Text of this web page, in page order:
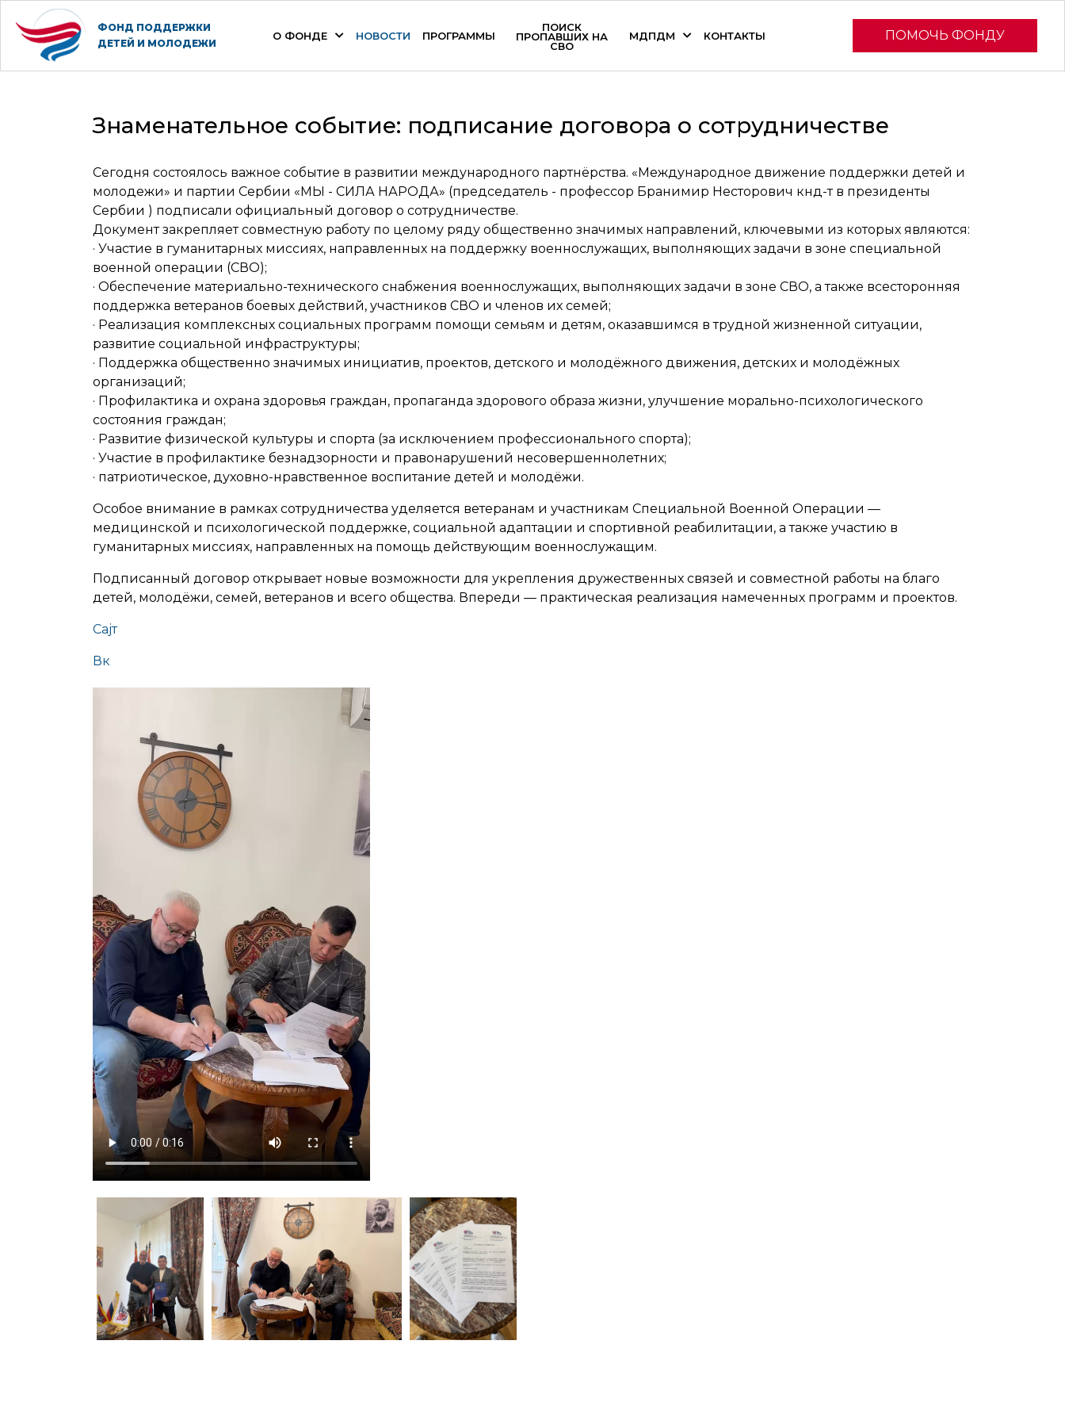
ФОНД ПОДДЕРЖКИ
ДЕТЕЙ И МОЛОДЕЖИ
О ФОНДЕ НОВОСТИ ПРОГРАММЫ
ПОИСК
ПРОПАВШИХ НА
СВО
МДПДМ КОНТАКТЫ ПОМОЧЬ ФОНДУ
Знаменательное событие: подписание договора о сотрудничестве
Сегодня состоялось важное событие в развитии международного партнёрства. «Международное движение поддержки детей и
молодежи» и партии Сербии «МЫ - СИЛА НАРОДА» (председатель - профессор Бранимир Несторович кнд-т в президенты
Сербии ) подписали официальный договор о сотрудничестве.
Документ закрепляет совместную работу по целому ряду общественно значимых направлений, ключевыми из которых являются:
· Участие в гуманитарных миссиях, направленных на поддержку военнослужащих, выполняющих задачи в зоне специальной
военной операции (СВО);
· Обеспечение материально-технического снабжения военнослужащих, выполняющих задачи в зоне СВО, а также всесторонняя
поддержка ветеранов боевых действий, участников СВО и членов их семей;
· Реализация комплексных социальных программ помощи семьям и детям, оказавшимся в трудной жизненной ситуации,
развитие социальной инфраструктуры;
· Поддержка общественно значимых инициатив, проектов, детского и молодёжного движения, детских и молодёжных
организаций;
· Профилактика и охрана здоровья граждан, пропаганда здорового образа жизни, улучшение морально-психологического
состояния граждан;
· Развитие физической культуры и спорта (за исключением профессионального спорта);
· Участие в профилактике безнадзорности и правонарушений несовершеннолетних;
· патриотическое, духовно-нравственное воспитание детей и молодёжи.
Особое внимание в рамках сотрудничества уделяется ветеранам и участникам Специальной Военной Операции —
медицинской и психологической поддержке, социальной адаптации и спортивной реабилитации, а также участию в
гуманитарных миссиях, направленных на помощь действующим военнослужащим.
Подписанный договор открывает новые возможности для укрепления дружественных связей и совместной работы на благо
детей, молодёжи, семей, ветеранов и всего общества. Впереди — практическая реализация намеченных программ и проектов.
Сајт
Вк